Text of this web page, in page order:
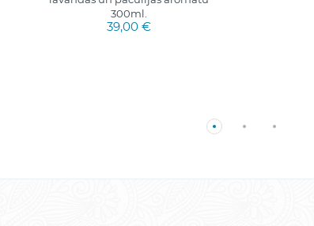
300ml.
39,00 €